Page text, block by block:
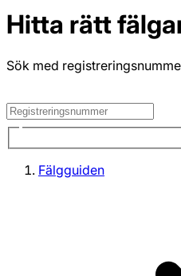
Hitta rätt
Sök med
Fälgguiden